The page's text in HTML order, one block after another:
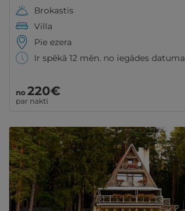
Brokastis
Villa
Pie ezera
Ir spēkā 12 mēn. no iegādes datuma
no 220€
par nakti